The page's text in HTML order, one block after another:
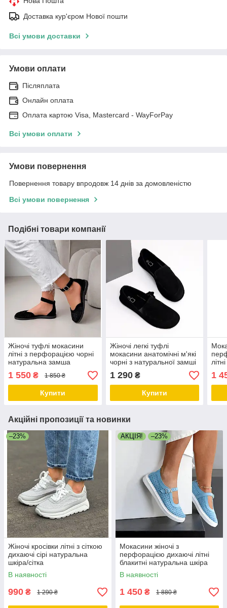
Доставка кур'єром Нової пошти
Всі умови доставки
Умови оплати
Післяплата
Онлайн оплата
Оплата картою Visa, Mastercard - WayForPay
Всі умови оплати
Умови повернення
Повернення товару впродовж 14 днів за домовленістю
Всі умови повернення
Подібні товари компанії
Жіночі туфлі мокасини
літні з перфорацією чорні
натуральна замша
1 550 ₴ 1 850 ₴
Купити
Жіночі легкі туфлі
мокасини анатомічні м'які
чорні з натуральної замші
1 290₴
Купити
1
Акційні пропозиції та новинки
–23%
Жіночі кросівки літні з сіткою
дихаючі сірі натуральна
шкіра/сітка
В наявності
990 ₴ 1 290 ₴
АКЦІЯ! –23%
Мокасини жіночі з
перфорацією дихаючі літні
блакитні натуральна шкіра
В наявності
1 450 ₴ 1 880 ₴